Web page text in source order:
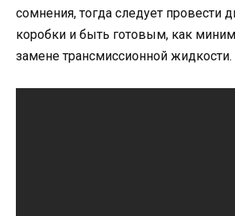
сомнения, тогда следует провести
коробки и быть готовым, как
замене трансмиссионной жидкости.